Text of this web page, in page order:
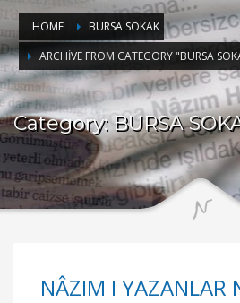
HOME
BURSA SOKAK
ARCHIVE FROM CATEGORY "BURSA
Category: BURSA
NÂZIM I YAZANLAR